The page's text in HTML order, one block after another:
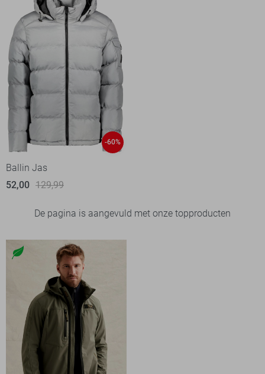
-60%
Ballin Jas
52,00 129,99
De pagina is aangevuld met onze topproducten